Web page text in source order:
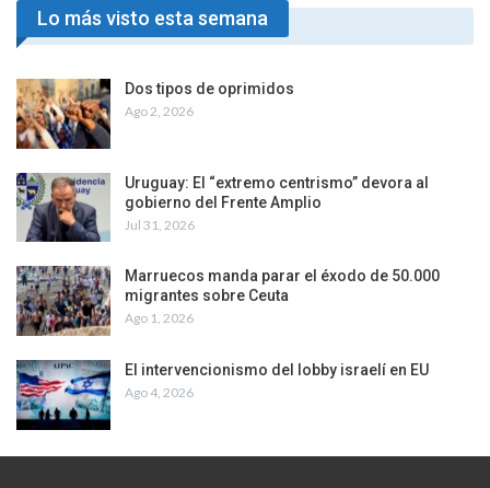
Lo más visto esta semana
Dos tipos de oprimidos
Ago 2, 2026
Uruguay: El “extremo centrismo” devora al
gobierno del Frente Amplio
Jul 31, 2026
Marruecos manda parar el éxodo de 50.000
migrantes sobre Ceuta
Ago 1, 2026
El intervencionismo del lobby israelí en EU
Ago 4, 2026